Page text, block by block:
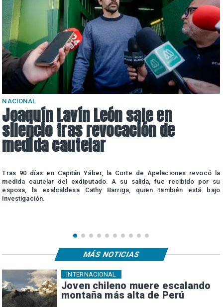
NACIONAL
Joaquín Lavín León sale en
silencio tras revocación de
medida cautelar
Tras 90 días en Capitán Yáber, la Corte de Apelaciones revocó la
medida cautelar del exdiputado. A su salida, fue recibido por su
esposa, la exalcaldesa Cathy Barriga, quien también está bajo
investigación.
Joven chileno muere escalando
montaña más alta de Perú
INTERNACIONAL
MÁS NOTICIAS